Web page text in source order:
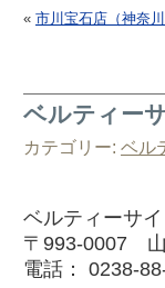
« 市川宝石店（神奈
ベルティー
カテゴリー: ベル
ベルティーサ
〒993-0007 山
電話： 0238-